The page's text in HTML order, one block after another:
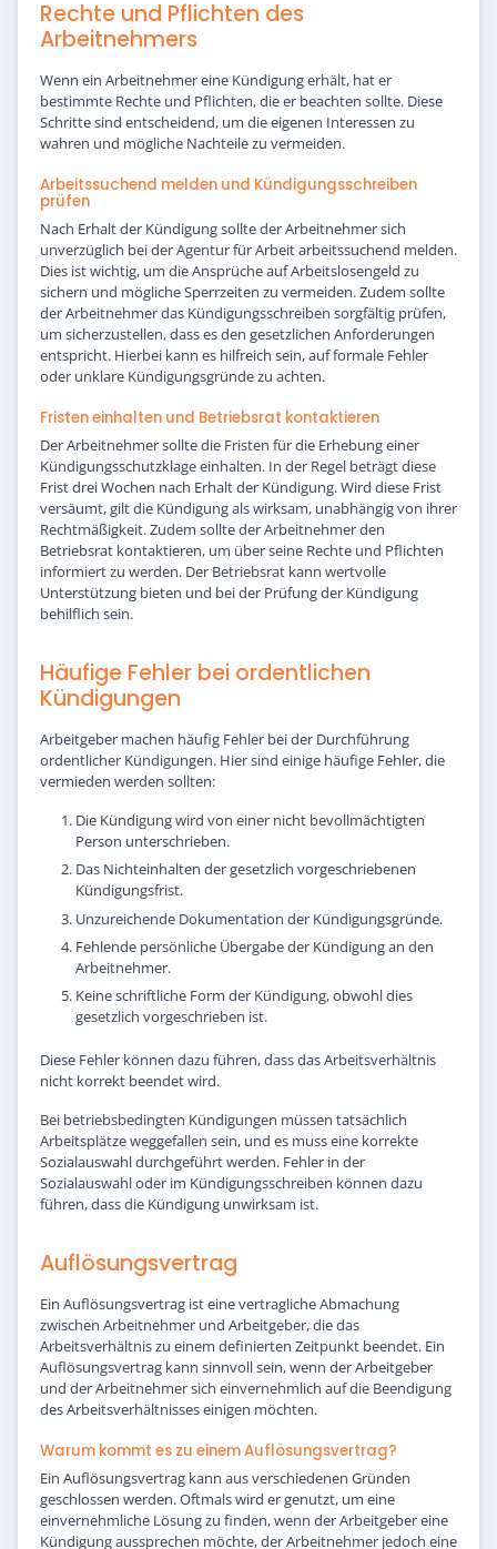
Rechte und Pflichten des
Arbeitnehmers
Wenn ein Arbeitnehmer eine Kündigung erhält, hat er
bestimmte Rechte und Pflichten, die er beachten sollte. Diese
Schritte sind entscheidend, um die eigenen Interessen zu
wahren und mögliche Nachteile zu vermeiden.
Arbeitssuchend melden und Kündigungsschreiben
prüfen
Nach Erhalt der Kündigung sollte der Arbeitnehmer sich
unverzüglich bei der Agentur für Arbeit arbeitssuchend melden.
Dies ist wichtig, um die Ansprüche auf Arbeitslosengeld zu
sichern und mögliche Sperrzeiten zu vermeiden. Zudem sollte
der Arbeitnehmer das Kündigungsschreiben sorgfältig prüfen,
um sicherzustellen, dass es den gesetzlichen Anforderungen
entspricht. Hierbei kann es hilfreich sein, auf formale Fehler
oder unklare Kündigungsgründe zu achten.
Fristen einhalten und Betriebsrat kontaktieren
Der Arbeitnehmer sollte die Fristen für die Erhebung einer
Kündigungsschutzklage einhalten. In der Regel beträgt diese
Frist drei Wochen nach Erhalt der Kündigung. Wird diese Frist
versäumt, gilt die Kündigung als wirksam, unabhängig von ihrer
Rechtmäßigkeit. Zudem sollte der Arbeitnehmer den
Betriebsrat kontaktieren, um über seine Rechte und Pflichten
informiert zu werden. Der Betriebsrat kann wertvolle
Unterstützung bieten und bei der Prüfung der Kündigung
behilflich sein.
Häufige Fehler bei ordentlichen
Kündigungen
Arbeitgeber machen häufig Fehler bei der Durchführung
ordentlicher Kündigungen. Hier sind einige häufige Fehler, die
vermieden werden sollten:
Die Kündigung wird von einer nicht bevollmächtigten
Person unterschrieben.
Das Nichteinhalten der gesetzlich vorgeschriebenen
Kündigungsfrist.
Unzureichende Dokumentation der Kündigungsgründe.
Fehlende persönliche Übergabe der Kündigung an den
Arbeitnehmer.
Keine schriftliche Form der Kündigung, obwohl dies
gesetzlich vorgeschrieben ist.
Diese Fehler können dazu führen, dass das Arbeitsverhältnis
nicht korrekt beendet wird.
Bei betriebsbedingten Kündigungen müssen tatsächlich
Arbeitsplätze weggefallen sein, und es muss eine korrekte
Sozialauswahl durchgeführt werden. Fehler in der
Sozialauswahl oder im Kündigungsschreiben können dazu
führen, dass die Kündigung unwirksam ist.
Auflösungsvertrag
Ein Auflösungsvertrag ist eine vertragliche Abmachung
zwischen Arbeitnehmer und Arbeitgeber, die das
Arbeitsverhältnis zu einem definierten Zeitpunkt beendet. Ein
Auflösungsvertrag kann sinnvoll sein, wenn der Arbeitgeber
und der Arbeitnehmer sich einvernehmlich auf die Beendigung
des Arbeitsverhältnisses einigen möchten.
Warum kommt es zu einem Auflösungsvertrag?
Ein Auflösungsvertrag kann aus verschiedenen Gründen
geschlossen werden. Oftmals wird er genutzt, um eine
einvernehmliche Lösung zu finden, wenn der Arbeitgeber eine
Kündigung aussprechen möchte, der Arbeitnehmer jedoch eine